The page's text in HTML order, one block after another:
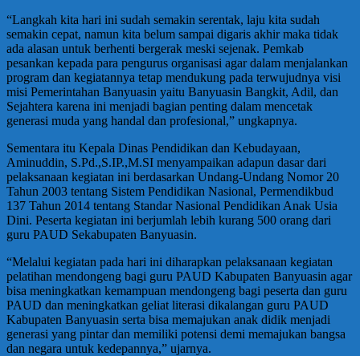
“Langkah kita hari ini sudah semakin serentak, laju kita sudah
semakin cepat, namun kita belum sampai digaris akhir maka tidak
ada alasan untuk berhenti bergerak meski sejenak. Pemkab
pesankan kepada para pengurus organisasi agar dalam menjalankan
program dan kegiatannya tetap mendukung pada terwujudnya visi
misi Pemerintahan Banyuasin yaitu Banyuasin Bangkit, Adil, dan
Sejahtera karena ini menjadi bagian penting dalam mencetak
generasi muda yang handal dan profesional,” ungkapnya.
Sementara itu Kepala Dinas Pendidikan dan Kebudayaan,
Aminuddin, S.Pd.,S.IP.,M.SI menyampaikan adapun dasar dari
pelaksanaan kegiatan ini berdasarkan Undang-Undang Nomor 20
Tahun 2003 tentang Sistem Pendidikan Nasional, Permendikbud
137 Tahun 2014 tentang Standar Nasional Pendidikan Anak Usia
Dini. Peserta kegiatan ini berjumlah lebih kurang 500 orang dari
guru PAUD Sekabupaten Banyuasin.
“Melalui kegiatan pada hari ini diharapkan pelaksanaan kegiatan
pelatihan mendongeng bagi guru PAUD Kabupaten Banyuasin agar
bisa meningkatkan kemampuan mendongeng bagi peserta dan guru
PAUD dan meningkatkan geliat literasi dikalangan guru PAUD
Kabupaten Banyuasin serta bisa memajukan anak didik menjadi
generasi yang pintar dan memiliki potensi demi memajukan bangsa
dan negara untuk kedepannya,” ujarnya.